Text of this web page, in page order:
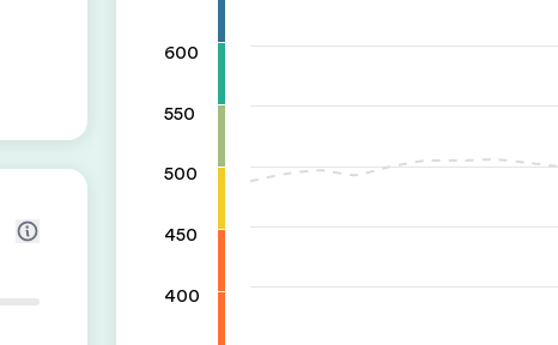
600
550
500
450
400